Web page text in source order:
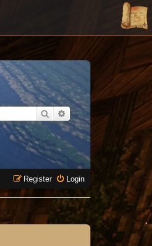
SearchAdvanced search
Login
Register